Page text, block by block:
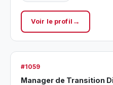
Voir le profil
#1059
Manager de Transition